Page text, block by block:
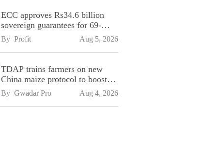
ECC approves Rs34.6 billion
sovereign guarantees for 69-
kilometre Sialkot-Kharian
Motorway
By Profit Aug 5, 2026
TDAP trains farmers on new
China maize protocol to boost
exports
By Gwadar Pro Aug 4, 2026